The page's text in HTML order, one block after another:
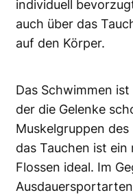
individuell
auch über das
auf den Körper.
Das Schwimmen
der die Gelenke
Muskelgruppen
das Tauchen ist
Flossen ideal. Im